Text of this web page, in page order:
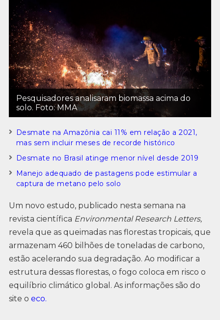
Pesquisadores analisaram biomassa acima do
solo. Foto: MMA
Desmate na Amazônia cai 11% em relação a 2021,
mas sem incluir meses de recorde histórico
Desmate no Brasil atinge menor nível desde 2019
Manejo adequado de pastagens pode estimular a
captura de metano pelo solo
Um novo estudo, publicado nesta semana na
revista científica Environmental Research Letters,
revela que as queimadas nas florestas tropicais, que
armazenam 460 bilhões de toneladas de carbono,
estão acelerando sua degradação. Ao modificar a
estrutura dessas florestas, o fogo coloca em risco o
equilíbrio climático global. As informações são do
site o eco.